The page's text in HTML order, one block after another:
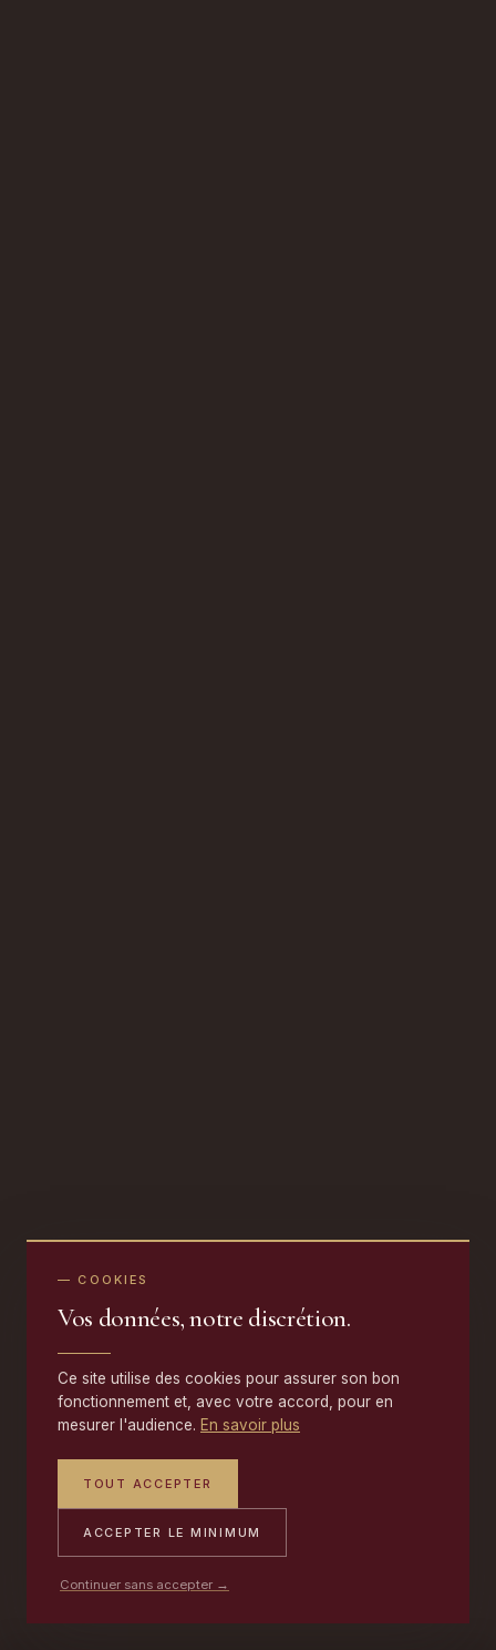
— COOKIES
Vos données, notre discrétion.
Ce site utilise des cookies pour assurer son bon
fonctionnement et, avec votre accord, pour en
mesurer l'audience. En savoir plus
TOUT ACCEPTER
ACCEPTER LE MINIMUM
Continuer sans accepter →